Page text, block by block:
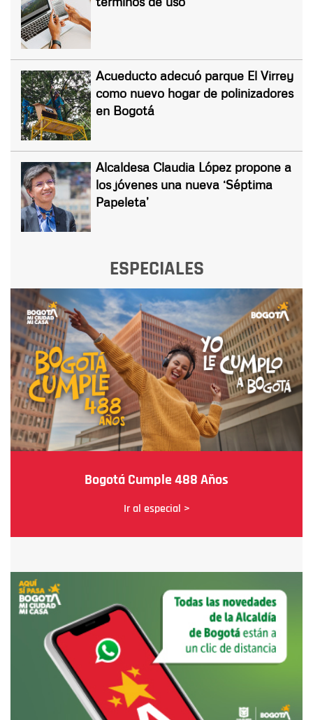
Acueducto adecuó parque El Virrey
como nuevo hogar de polinizadores
en Bogotá
Alcaldesa Claudia López propone a
los jóvenes una nueva ‘Séptima
Papeleta’
ESPECIALES
Bogotá Cumple 488 Años
Ir al especial >